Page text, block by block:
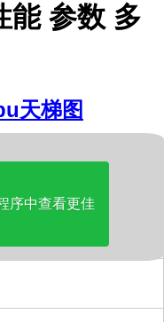
能 参数 多
天梯图
序中查看更佳